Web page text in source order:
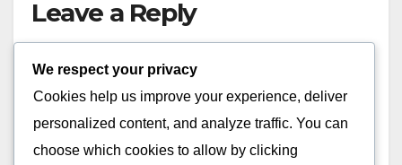
Leave a Reply
Comment*
We respect your privacy
Cookies help us improve your experience, deliver
personalized content, and analyze traffic. You can
choose which cookies to allow by clicking